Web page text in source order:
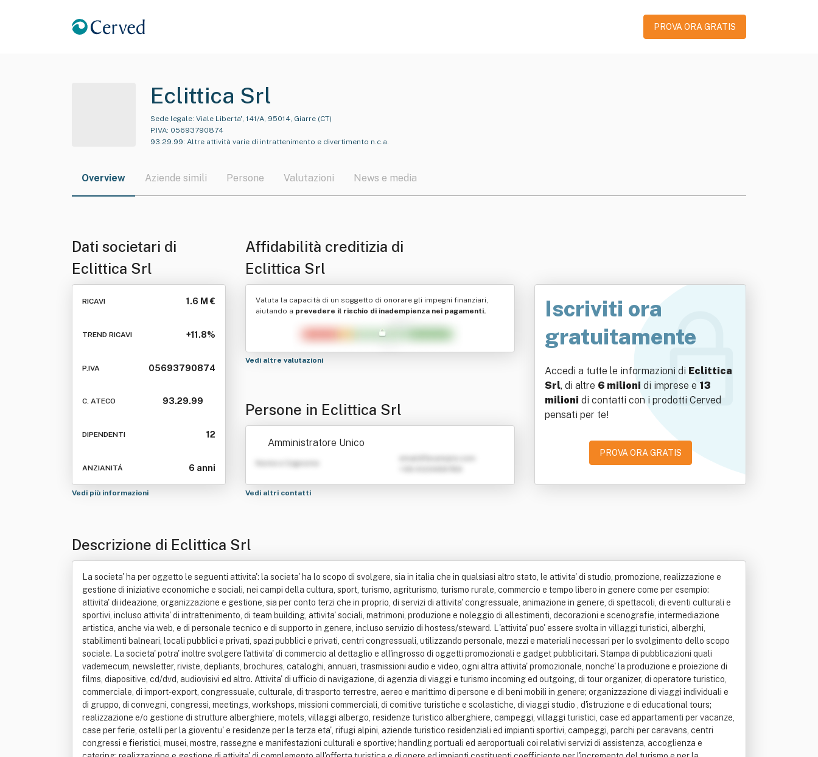
PROVA ORA GRATIS
Eclittica Srl
Sede legale: Viale Liberta', 141/A, 95014, Giarre (CT)
P.IVA: 05693790874
93.29.99: Altre attività varie di intrattenimento e divertimento n.c.a.
Overview Aziende simili Persone Valutazioni News e media
Dati societari di
Eclittica Srl
RICAVI 1.6 M €
TREND RICAVI +11.8%
P.IVA 05693790874
C. ATECO 93.29.99
DIPENDENTI 12
ANZIANITÁ 6 anni
Vedi più informazioni
Affidabilità creditizia di
Eclittica Srl
Valuta la capacità di un soggetto di onorare gli impegni finanziari,
aiutando a prevedere il rischio di inadempienza nei pagamenti.
Vedi altre valutazioni
Persone in Eclittica Srl
Amministratore Unico
Nome e Cognome
Vedi altri contatti
Iscriviti ora
gratuitamente
Accedi a tutte le informazioni di Eclittica
Srl, di altre 6 milioni di imprese e 13
milioni di contatti con i prodotti Cerved
pensati per te!
PROVA ORA GRATIS
Descrizione di Eclittica Srl
La societa' ha per oggetto le seguenti attivita': la societa' ha lo scopo di svolgere, sia in italia che in qualsiasi altro stato, le attivita' di studio, promozione, realizzazione e gestione di iniziative economiche e sociali, nei campi della cultura, sport, turismo, agriturismo, turismo rurale, commercio e tempo libero in genere come per esempio: attivita' di ideazione, organizzazione e gestione, sia per conto terzi che in proprio, di servizi di attivita' congressuale, animazione in genere, di spettacoli, di eventi culturali e sportivi, incluso attivita' di intrattenimento, di team building, attivita' sociali, matrimoni, produzione e noleggio di allestimenti, decorazioni e scenografie, intermediazione artistica, anche via web, e di personale tecnico e di supporto in genere, incluso servizio di hostess/steward. L'attivita' puo' essere svolta in villaggi turistici, alberghi, stabilimenti balneari, locali pubblici e privati, spazi pubblici e privati, centri congressuali, utilizzando personale, mezzi e materiali necessari per lo svolgimento dello scopo sociale. La societa' potra' inoltre svolgere l'attivita' di commercio al dettaglio e all'ingrosso di oggetti promozionali e gadget pubblicitari. Stampa di pubblicazioni quali vademecum, newsletter, riviste, depliants, brochures, cataloghi, annuari, trasmissioni audio e video, ogni altra attivita' promozionale, nonche' la produzione e proiezione di films, diapositive, cd/dvd, audiovisivi ed altro. Attivita' di ufficio di navigazione, di agenzia di viaggi e turismo incoming ed outgoing, di tour organizer, di operatore turistico, commerciale, di import-export, congressuale, culturale, di trasporto terrestre, aereo e marittimo di persone e di beni mobili in genere; organizzazione di viaggi individuali e di gruppo, di convegni, congressi, meetings, workshops, missioni commerciali, di comitive turistiche e scolastiche, di viaggi studio , d'istruzione e di educational tours; realizzazione e/o gestione di strutture alberghiere, motels, villaggi albergo, residenze turistico alberghiere, campeggi, villaggi turistici, case ed appartamenti per vacanze, case per ferie, ostelli per la gioventu' e residenze per la terza eta', rifugi alpini, aziende turistico residenziali ed impianti sportivi, campeggi, parchi per caravans, centri congressi e fieristici, musei, mostre, rassegne e manifestazioni culturali e sportive; handling portuali ed aeroportuali coi relativi servizi di assistenza, accoglienza e catering; realizzazione e gestione di attivita' di complemento all'offerta turistica e di opere ed impianti costituenti coefficiente per l'incremento del turismo e per la valorizzazione delle caratteristiche climatiche e paesaggistiche (servizi extra - alberghieri) quali: -ristoranti, - trattorie, - pub, - pizzerie, - birrerie, - enoteche, - bar, - caffe', - pasticcerie, - negozi di souvenirs, di libri, giornali e riviste, di gadgets - circoli di ritrovo e svago, - discoteche, - lidi balneari, - strutture per la nautica da diporto (porti turistici, approdi turistici, punti d'ormeggio e relative strutture di servizio), - rimessaggio di automezzi ed imbarcazioni, - aviosuperfici ed eliporti, - charter nautico ed aereo, - centri con sale e strutture congressuali, - parchi di divertimento (parchi acquatici, parchi vacanze ed altre strutture di prevalente interesse turistico), - parchi tematici relativi alle culture locali, - centri per la valorizzazione dell'artigianato artistico locale e della gastronomia tipica, - impianti di risalita, sciovie, slittovie, seggiovie, funivie, ecc. , - impianti e campi da golf e per altri sport, - stabilimenti balneari e spiagge attrezzate, - impianti e stabilimenti idrotermominerali ed idrotermali ed ogni altra struttura per il tempo libero, connessa, complementare od affine; attivita' di acquacoltura, pesca sportiva, wind-surf, diving, snorkeling e nautica da diporto; attivita' di bed & breakfast, agriturismo e turismo rurale con creazione e/o gestione delle relative strutture ricettive; noleggio di attrezzature di vario tipo, ivi inclusi audio, video luci, impianti, macchine elettroniche d'ufficio, autovetture con e senza conducente. Preparazione pasti anche per asporto,la produzione di pasti in stabilimenti tecnicamente organizzati per la ristorazione collettiva pubblica e privata e "catering" in genere, la gestione e l'organizzazione di attivita' finalizzate all'home restaurant e food. Svolgimento, a norma di legge, dell'esercizio di agente in attivita' immobiliari, nonche' in servizi di consulenza e mediazione immobiliare, anche con l'espletamento di mandati aziendali e sub-aziendali; recupero e restauro di beni artistici/architettonici, opere d'arte, monumenti, loro valorizzazione ed utilizzazione a scopo di diffusione della conoscenza della cultura, della storia e dello sviluppo delle relazioni tra i popoli; in collaborazione con le locali sovrintendenze ai beni culturali, finanziare campagne di scavi atte al rinvenimento e recupero di siti archeologici, allo scopo di promuovere e divulgare il turismo archeologico, anche avvalendosi del supporto di universita' italiane e straniere; salvaguardia dei beni paesaggistici, tutela e difesa dell'ambiente naturale al fine della fruibilita' collettiva e della promozione turistica; produzione, conservazione e commercializzazione di prodotti agro-alimentari ed ittici, di semilavorati e sottoprodotti alimentari, di specialita' culinarie e di alimenti tipici locali e non, di produzioni alternative in agricoltura ed erboristeria; importazione ed esportazione di beni mobili per conto proprio e per conto terzi; esecuzione dei servizi propedeutici, complementari e/o consequenziali a quelli indicati negli scopi sociali precedenti, tutti compresi e nessuno escluso, come per esempio custodia, sorveglianza ed autotrasporto di persone e merci, pulizie e manutenzioni. Le attivita' indicate, quando possibile, potranno fare riferimento alla gastronomia tipica regionale ed internazionale e potranno essere integrate da intrattenimenti e spettacoli privati e pubblici, anche di piazza, anche con riferimento alle tradizioni folcloristiche e culturali autoctone di ogni stato o della regione in cui si opera. La societa' puo' compiere tutti gli atti, le contrattazioni ed intermediazioni, nessuno escluso, di natura immobiliare, mobiliare, finanziaria, imprenditoriale e comunque svolgere tutte le attivita' consentite dalle normative dell'unione europea, dello stato italiano e degli stati nei quali opera, ritenuti necessari o comunque utili per il raggiungimento degli scopi sociali e direttamente o indirettamente ad esso attinenti. Pertanto, nel rispetto delle normative vigenti e di tutte le loro eventuali successive modifiche ed integrazioni, a titolo puramente esemplificativo, la societa' puo', tra l'altro: provvedere all'acquisto ed alla vendita di beni mobili ed immobili; acquisire commesse ed ordinativi, appalti pubblici e privati, anche in associazione temporanea d'impresa con terzi ed anche come mandatario e capo commessa; stipulare con enti pubblici e privati contratti, convenzioni ed ottenere da enti pubblici licenze, autorizzazioni, concessioni per la realizzazione e la gestione di opere e servizi, autorizzazioni per l'utilizzo di beni pubblici mobili ed immobili; promuovere l'attivita' della societa' anche attraverso l'organizzazione e la partecipazione a manifestazioni fieristiche, campagne pubblicitarie e promozionali, l'espletamento di studi e ricerche di mercato, la realizzazione e la distribuzione di cataloghi e l'uso di qualsiasi altro mezzo promozionale ritenuto idoneo; promuovere la formazione, l'aggiornamento tecnico-professionale e l'apprendimento delle lingue straniere dei collaboratori, degli amministratori, dei dirigenti, dei dipendenti e di terzi; organizzare corsi di formazione nel settore turistico; adottare qualsiasi iniziativa atta ad incrementare le attivita' produttive, potenziare le strutture ed incrementare i livelli occupazionali, dando la preferenza ai lavoratori locali; svolgere programmi di ricerca tecnico-scientifica anche sperimentale e di aggiornamento nel campo delle tecniche imprenditoriali e gestionali; creare e registrare marchi di qualita' e di origine, brevetti di beni e procedimenti produttivi; richiedere, ottenere ed utilizzare tutte le agevolazioni fiscali, patrimoniali, economiche, finanziarie e contributive in genere in favore della societa', previste dalle normative internazionali, dell'unione europea, dello stato italiano e degli stati nei quali la societa' opera, come, ad esempio, contributi a fondo perduto in conto capitale ed in conto esercizio, credito a lungo, medio e breve termine a condizioni e tassi agevolati o di mercato; associarsi, partecipare od assumere partecipazioni anche estere in enti, societa', consorzi (con attivita' interna od esterna), societa' o imprese consortili aventi qualsiasi oggetto o scopo, gruppi od associazioni (anche temporanee) di imprese di ogni tipo e/o specie, joint-ventures, o con essi, comunque, collaborare; creare apposite strutture autonome per la realizzazione dei singoli scopi sociali, affidandone la gestione a singoli amministratori o soci, che ne assumono la responsabilita' nei confronti della stessa societa'; in tal caso l'assemblea dei soci deve emanare appositi regolamenti e si dovranno tenere distinte le gestioni amministrative e contabili delle diverse attivita' sociali, fermo restando che, in tal caso, nel rispetto delle normative vigenti, il bilancio della societa' rimane unico e composto dalla riunione delle varie attivita' e gestioni. La societa' svolge le proprie attivita' nel rispetto delle normative vigenti negli stati nei quali svolge la propria attivita'. La societa' puo' attingere a finanziamenti dei soci che risul tino iscritti nel registro delle imprese da almeno tre mesi e che detengano una partecipazione di almeno il 2% (due per cento) del capitale sociale risultante dall'ultimo bilancio approvato.